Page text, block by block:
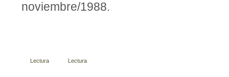
noviembre/1988.
Lectura Lectura